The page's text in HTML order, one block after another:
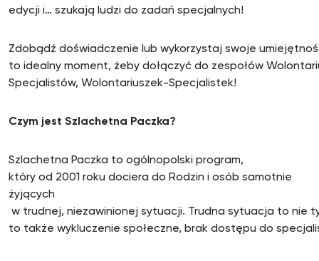
edycji i… szukają ludzi do zadań specjalnych!
Zdobądź doświadczenie lub wykorzystaj swoje
to idealny moment, żeby dołączyć do zespołów
Specjalistów, Wolontariuszek-Specjalistek!
Czym jest Szlachetna Paczka?
Szlachetna Paczka to ogólnopolski program,
który od 2001 roku dociera do Rodzin i osób samotnie
żyjących
w trudnej, niezawinionej sytuacji. Trudna sytuacja to nie
to także wykluczenie społeczne, brak dostępu do